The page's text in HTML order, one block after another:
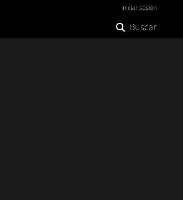
Iniciar sesión
Buscar